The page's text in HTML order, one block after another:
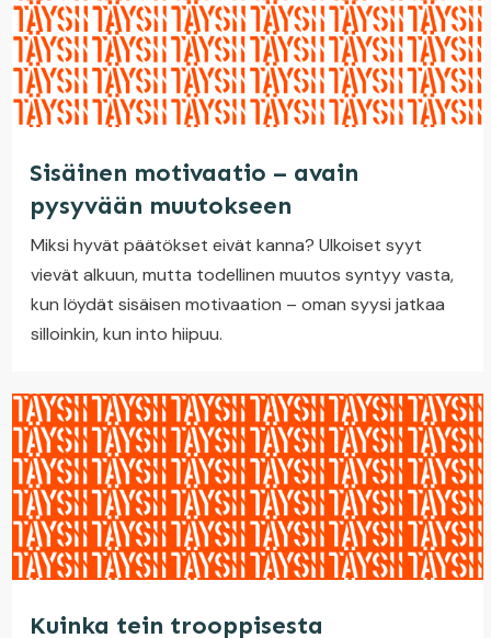
Sisäinen motivaatio – avain
pysyvään muutokseen
Miksi hyvät päätökset eivät kanna? Ulkoiset syyt
vievät alkuun, mutta todellinen muutos syntyy vasta,
kun löydät sisäisen motivaation – oman syysi jatkaa
silloinkin, kun into hiipuu.
Kuinka tein trooppisesta